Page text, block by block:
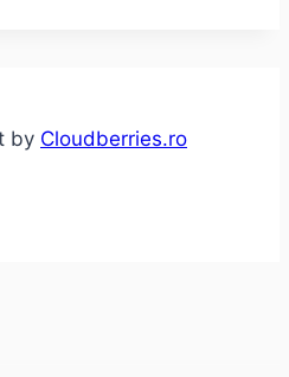
by Cloudberries.ro